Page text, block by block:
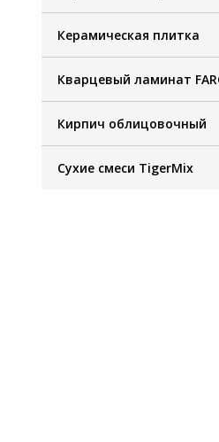
Керамическая плитка
Кварцевый ламинат
Кирпич облицовочный
Сухие смеси TigerMix